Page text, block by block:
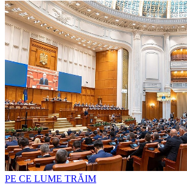
PE CE LUME TRĂIM